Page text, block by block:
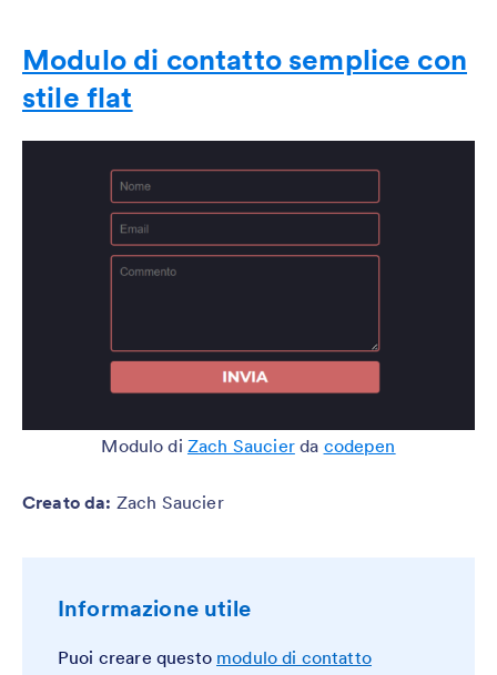
Modulo di contatto semplice con
stile flat
Modulo di Zach Saucierda codepen
Creato da: Zach Saucier
Informazione utile
Puoi creare questo modulo di contatto